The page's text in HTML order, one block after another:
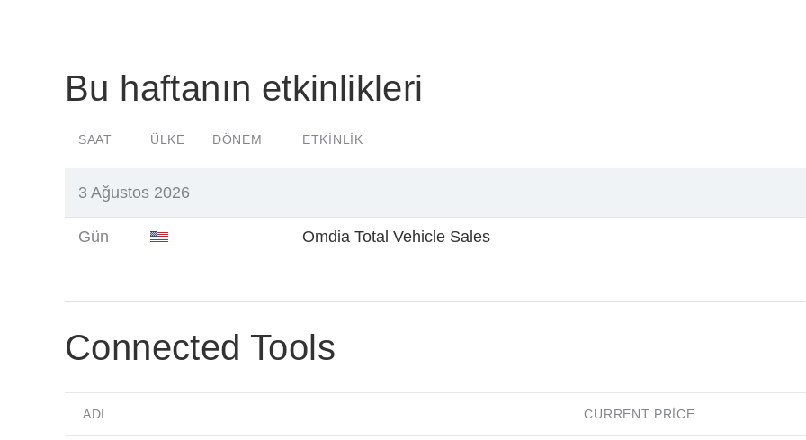
Bu haftanın etkinlikleri
SAAT ÜLKE DÖNEM ETKINLIK
3 Ağustos 2026
Gün Omdia Total Vehicle Sales
Connected Tools
ADI CURRENT PRICE